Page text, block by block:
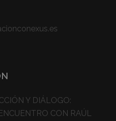
Y DIÁLOGO:
CON RAÚL